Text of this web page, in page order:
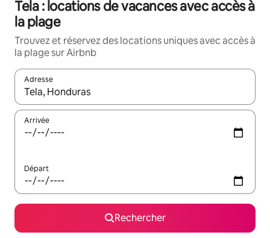
Tela : locations de vacances avec accès à
la plage
Trouvez et réservez des locations uniques avec accès à
la plage sur Airbnb
Adresse
Lorsque les résultats s'affichent, utilisez les flèches vers le
Arrivée
Départ
Rechercher